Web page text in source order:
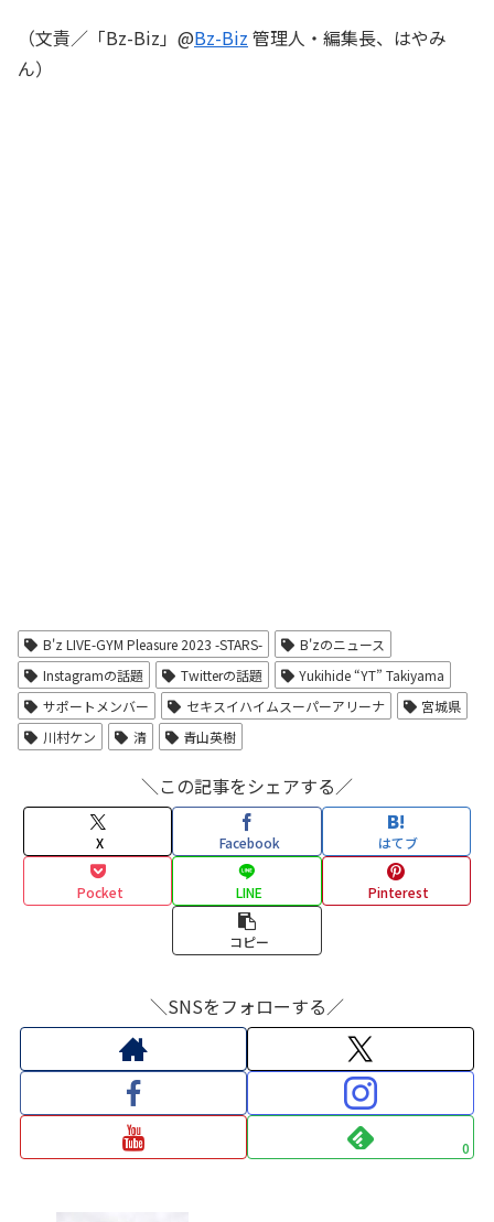
（文責／「Bz-Biz」@Bz-Biz 管理人・編集長、はやみ
ん）
B'z LIVE-GYM Pleasure 2023 -STARS-
B'zのニュース
Instagramの話題
Twitterの話題
Yukihide “YT” Takiyama
サポートメンバー
セキスイハイムスーパーアリーナ
宮城県
川村ケン
清 青山英樹
＼この記事をシェアする／
X Facebook はてブ
Pocket LINE Pinterest
コピー
＼SNSをフォローする／
0